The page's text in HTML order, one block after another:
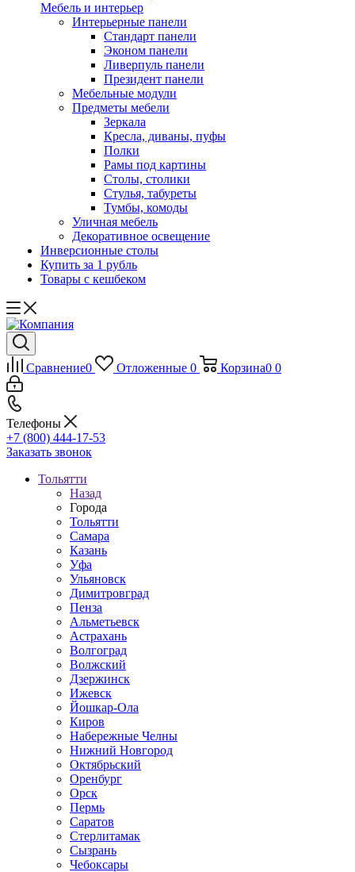
Мебель и интерьер
Интерьерные панели
Стандарт панели
Эконом панели
Ливерпуль панели
Президент панели
Мебельные модули
Предметы мебели
Зеркала
Кресла, диваны, пуфы
Полки
Рамы под картины
Столы, столики
Стулья, табуреты
Тумбы, комоды
Уличная мебель
Декоративное освещение
Инверсионные столы
Купить за 1 рубль
Товары с кешбеком
Сравнение0 Отложенные 0 Корзина0 0
Телефоны
+7 (800) 444-17-53
Заказать звонок
Тольятти
Назад
Города
Тольятти
Самара
Казань
Уфа
Ульяновск
Димитровград
Пенза
Альметьевск
Астрахань
Волгоград
Волжский
Дзержинск
Ижевск
Йошкар-Ола
Киров
Набережные Челны
Нижний Новгород
Октябрьский
Оренбург
Орск
Пермь
Саратов
Стерлитамак
Сызрань
Чебоксары